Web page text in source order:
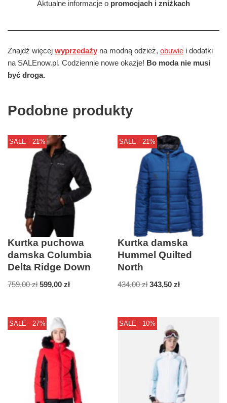
Aktualne informacje o promocjach i zniżkach
Znajdź więcej wyprzedaży na modną odzież, obuwie i dodatki
na SALEnow.pl. Codziennie nowe okazje! Bo moda nie musi
być droga.
Podobne produkty
SALE - 21%
Kurtka puchowa
damska Columbia
Delta Ridge Down
759,00zł 599,00 zł
SALE - 21%
Kurtka damska
Hummel Quilted
North
434,00zł 343,50zł
SALE - 27% SALE - 10%